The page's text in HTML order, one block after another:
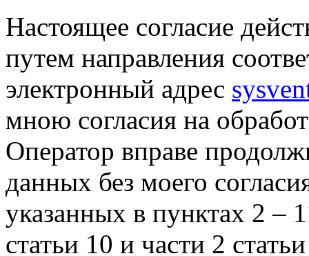
Настоящее согласие
путем направления
электронный адрес
мною согласия на
Оператор вправе
данных без моего
указанных в пунктах 2 –
статьи 10 и части 2